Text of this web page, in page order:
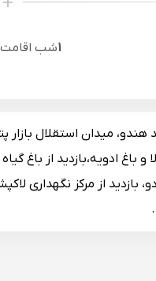
شب اقامت1
هندو، میدان استقلال
باغ ادویه،بازدید از باغ
از مرکز نگهداری